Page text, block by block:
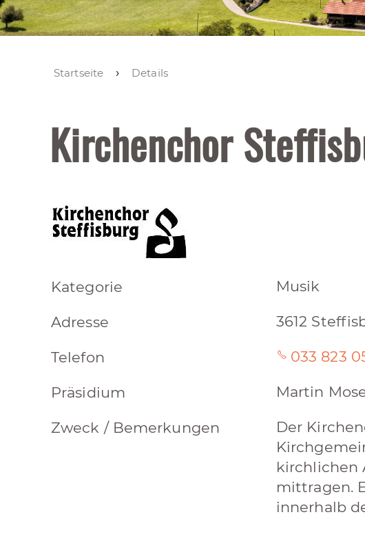
Startseite Details
Kirchenchor
Kategorie Musik
Adresse 3612
Telefon 033 823
Präsidium Martin
Zweck / Bemerkungen
Der
kirchlichen
mittragen.
innerhalb